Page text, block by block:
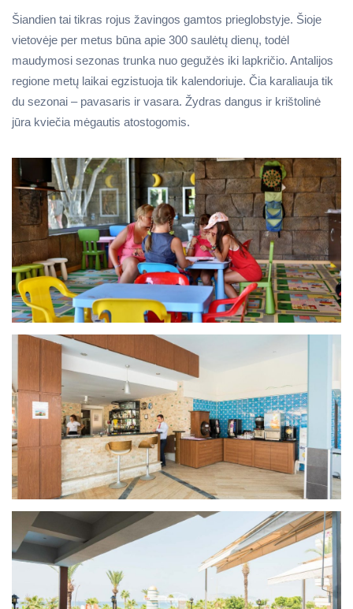
Šiandien tai tikras rojus žavingos gamtos prieglobstyje. Šioje
vietovėje per metus būna apie 300 saulėtų dienų, todėl
maudymosi sezonas trunka nuo gegužės iki lapkričio. Antalijos
regione metų laikai egzistuoja tik kalendoriuje. Čia karaliauja tik
du sezonai – pavasaris ir vasara. Žydras dangus ir krištolinė
jūra kviečia mėgautis atostogomis.